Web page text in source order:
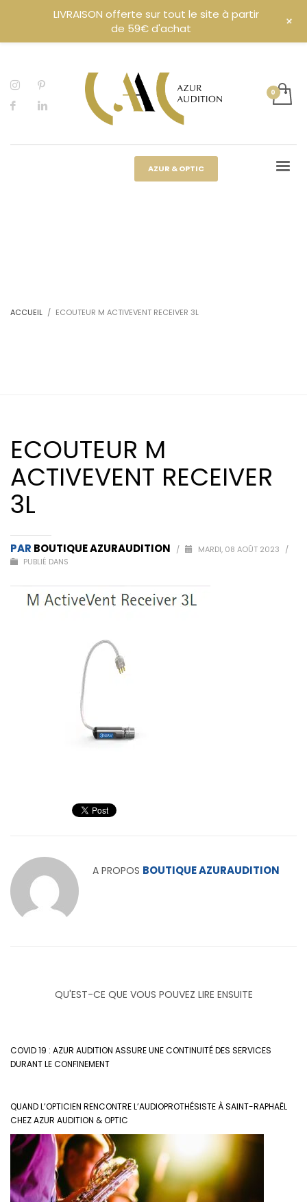
AZUR & OPTIC
ACCUEIL ECOUTEUR M ACTIVEVENT RECEIVER 3L
ECOUTEUR M
ACTIVEVENT RECEIVER
3L
PAR BOUTIQUE AZURAUDITION / MARDI, 08 AOÛT 2023
/
PUBLIÉ DANS
A PROPOS BOUTIQUE AZURAUDITION
QU'EST-CE QUE VOUS POUVEZ LIRE ENSUITE
COVID 19 : AZUR AUDITION ASSURE UNE CONTINUITÉ DES SERVICES
DURANT LE CONFINEMENT
QUAND L’OPTICIEN RENCONTRE L’AUDIOPROTHÉSISTE À SAINT-RAPHAËL
CHEZ AZUR AUDITION & OPTIC
LIVRAISON offerte sur tout le site à partir
de 59€ d'achat
+